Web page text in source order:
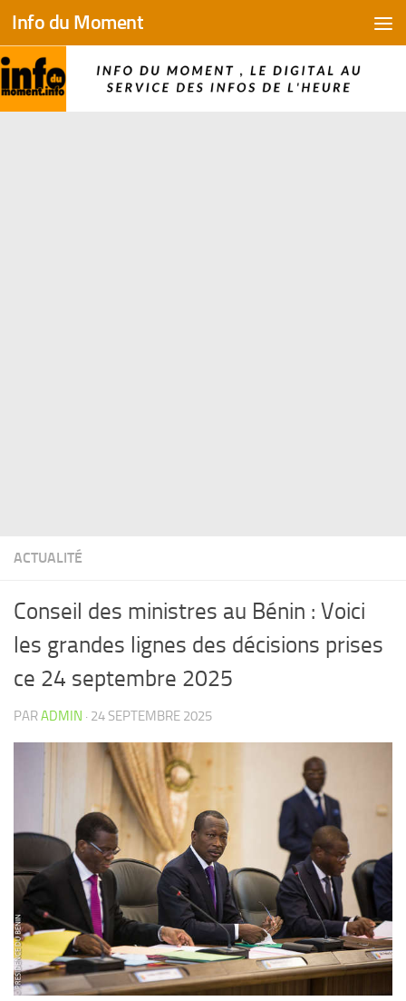
Skip to content
Info du Moment
ACTUALITÉ
Conseil des ministres au Bénin : Voici
les grandes lignes des décisions prises
ce 24 septembre 2025
PARADMIN · 24 SEPTEMBRE 2025